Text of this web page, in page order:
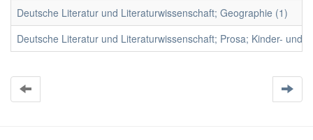
Deutsche Literatur und Literaturwissenschaft; Geographie (1)
Deutsche Literatur und Literaturwissenschaft; Prosa; Kinder- und